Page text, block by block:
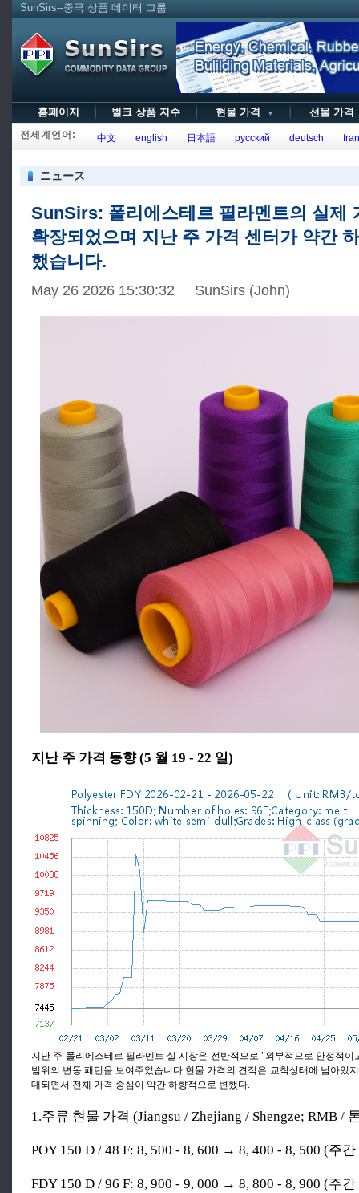
SunSirs--중국 상품 데이터 그룹
홈페이지 벌크 상품 지수 현물 가격 ▼ 선물 가
전세계언어: 中文 english 日本語 русский deutsch
ニュース
SunSirs: 폴리에스테르 필라멘트의 실제
확장되었으며 지난 주 가격 센터가 약간
했습니다.
May 26 2026 15:30:32 SunSirs (John)
지난 주 가격 동향 (5 월 19 - 22 일)
지난 주 폴리에스테르 필라멘트 실 시장은 전반적으로 "외부적으로 안정적이
범위의 변동 패턴을 보여주었습니다.현물 가격의 견적은 교착상태에 남아있
대되면서 전체 가격 중심이 약간 하향적으로 변했다.
1.주류 현물 가격 (Jiangsu / Zhejiang / Shengze; RMB /
POY 150 D / 48 F: 8, 500 - 8, 600 → 8, 400 - 8, 500 (주
FDY 150 D / 96 F: 8, 900 - 9, 000 → 8, 800 - 8, 900 (주